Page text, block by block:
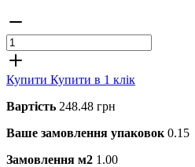
Купити Купити в 1 клік
Вартість 248.48 грн
Ваше замовлення упаковок 0.15
Замовлення м2 1.00